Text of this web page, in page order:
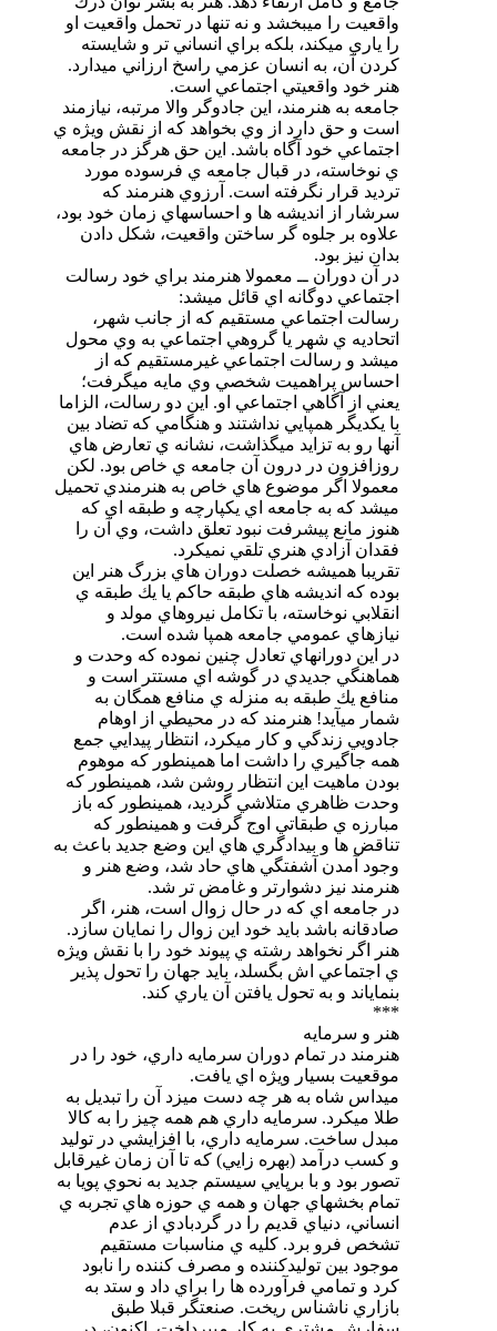
واقعيت را ميبخشد و نه تنها در تحمل واقعيت او
را ياري ميكند، بلكه براي انساني تر و شايسته
كردن آن، به انسان عزمي راسخ ارزاني ميدارد.
هنر خود واقعيتي اجتماعي است.
جامعه به هنرمند، اين جادوگر والا مرتبه، نيازمند
است و حق دارد از وي بخواهد ‌كه از نقش ويژه ي
اجتماعي خود آگاه باشد. اين حق هرگز در جامعه
ي نوخاسته، در قبال جامعه ي فرسوده مورد‌
ترديد قرار نگرفته است. آرزوي هنرمند كه
سرشار از انديشه ها و احساسهاي زمان خود بود،
علاوه بر جلوه گر ساختن واقعيت، شكل دادن
بدان نيز بود.
در آن دوران ــ معمولا هنرمند براي خود رسالت
اجتماعي دوگانه اي قائل ميشد:
رسالت اجتماعي مستقيم كه از جانب شهر،
اتحاديه ي شهر يا گروهي اجتماعي به وي محول
ميشد و رسالت اجتماعي غيرمستقيم كه از
احساس پراهميت شخصي وي مايه ميگرفت؛
يعني از آگاهي اجتماعي او. اين دو رسالت، الزاما
با يكديگر همپايي نداشتند و هنگامي كه تضاد بين
آنها رو به تزايد ميگذاشت، نشانه ي تعارض هاي
روزافزون در درون آن جامعه ي خاص بود. لكن
معمولا اگر موضوع هاي خاص به هنرمندي تحميل
ميشد كه به جامعه اي يكپارچه و طبقه اي كه
هنوز مانع پيشرفت نبود تعلق داشت، وي آن را
فقدان آزادي هنري تلقي نميكرد.
تقريبا هميشه خصلت دوران هاي بزرگ هنر اين
بوده كه انديشه هاي طبقه حاكم يا يك طبقه ي
انقلابي نوخاسته، با تكامل نيروهاي مولد و
نيازهاي عمومي جامعه همپا شده است.
در اين دورانهاي تعادل چنين نموده كه وحدت و
هماهنگي جديدي در گوشه اي مستتر است و
منافع يك طبقه به منزله ي منافع همگان به
شمار ميآيد! هنرمند كه در محيطي از اوهام
جادويي زندگي و كار ميكرد، انتظار پيدايي جمع
همه جاگيري را داشت اما همينطور كه موهوم
بودن ماهيت اين انتظار روشن شد، همينطور كه
وحدت ظاهري متلاشي گرديد، همينطور كه باز
مبارزه ي طبقاتي اوج گرفت و همينطور كه
تناقض ها و بيدادگري هاي اين وضع جديد ‌باعث به
وجود آمدن آشفتگي هاي حاد شد، وضع هنر و
هنرمند نيز دشوارتر و غامض تر شد.
در جامعه اي كه در حال زوال است، هنر، اگر
صادقانه باشد بايد خود اين زوال را نمايان سازد.
هنر اگر نخواهد رشته ي پيوند خود را با نقش ويژه
ي اجتماعي اش بگسلد، بايد‌ جهان را تحول پذير
بنماياند و به تحول يافتن آن ياري كند.
***
هنر و سرمايه
هنرمند در تمام دوران سرمايه داري، خود را در
موقعيت بسيار ويژه اي يافت.
ميداس شاه به هر چه دست ميزد آن را تبديل به
طلا ميكرد. سرمايه داري هم همه چيز را به كالا
مبدل ساخت. سرمايه داري، با افزايشي‌ در توليد
و كسب درآمد (بهره زايي) كه تا آن زمان غيرقابل
تصور بود و با برپايي سيستم جديد به نحوي پويا به
تمام بخشهاي جهان و همه ي حوزه هاي تجربه ي
انساني، دنياي قديم را در گردبادي از عدم
تشخص فرو برد. كليه ي مناسبات مستقيم
موجود بين توليدكننده و مصرف كننده را نابود
كرد و تمامي فرآورده ها را براي داد و ستد به
بازاري ناشناس ريخت. صنعتگر قبلا طبق